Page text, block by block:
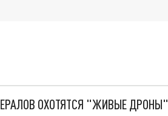
ОХОТЯТСЯ "ЖИВЫЕ ДРОНЫ"